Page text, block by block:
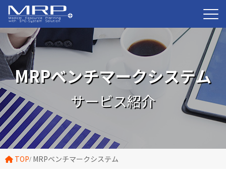
MRPベンチマークシステム
サービス紹介
TOP MRPベンチマークシステム